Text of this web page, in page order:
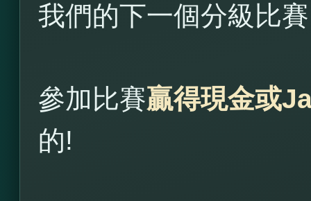
我們的下一個分級比
參加比賽贏得現金或
的!